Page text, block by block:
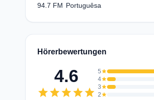
94.7 FM Portuguêsa
Hörerbewertungen
4.6
starstarstarstarstar
5star
4star
3star
2star